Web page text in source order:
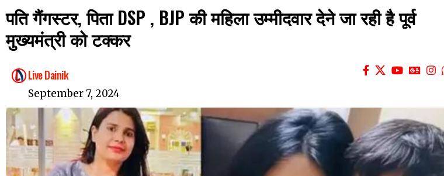
पति गैंगस्टर, पिता DSP , BJP की महिला उम्मीदवार देने जा रही है पूर्व
मुख्यमंत्री को टक्कर
Live Dainik
September 7, 2024